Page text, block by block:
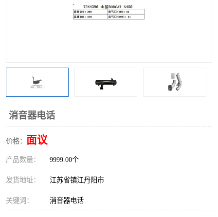
消音器电话
价格： 面议
产品数量： 9999.00个
发货地址： 江苏省镇江丹阳市
关键词： 消音器电话